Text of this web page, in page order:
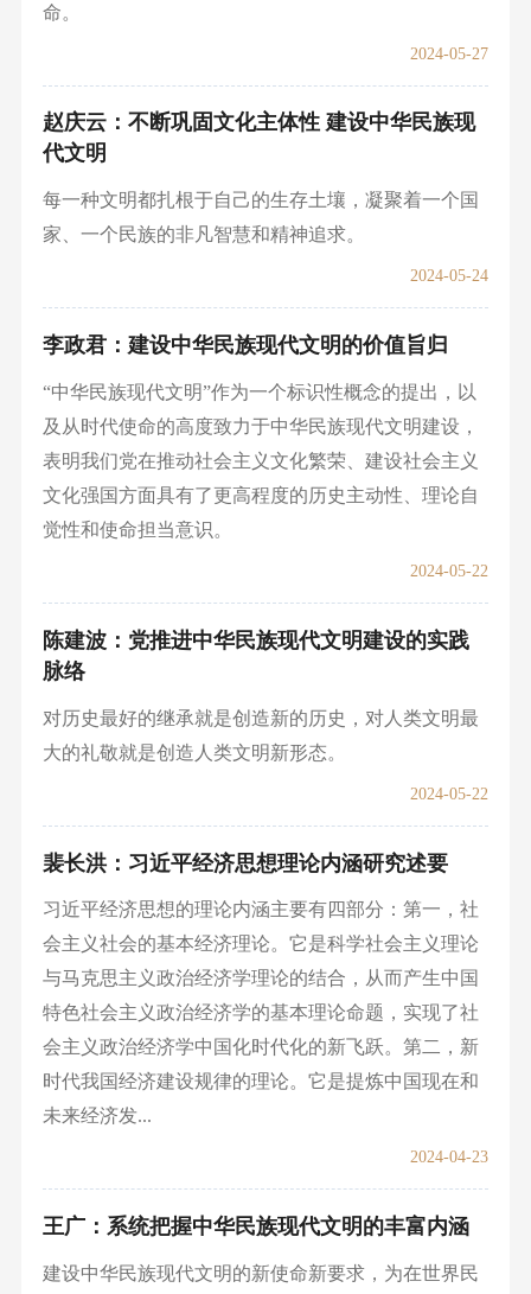
命。
2024-05-27
赵庆云：不断巩固文化主体性 建设中华民族现
代文明
每一种文明都扎根于自己的生存土壤，凝聚着一个国
家、一个民族的非凡智慧和精神追求。
2024-05-24
李政君：建设中华民族现代文明的价值旨归
“中华民族现代文明”作为一个标识性概念的提出，以
及从时代使命的高度致力于中华民族现代文明建设，
表明我们党在推动社会主义文化繁荣、建设社会主义
文化强国方面具有了更高程度的历史主动性、理论自
觉性和使命担当意识。
2024-05-22
陈建波：党推进中华民族现代文明建设的实践
脉络
对历史最好的继承就是创造新的历史，对人类文明最
大的礼敬就是创造人类文明新形态。
2024-05-22
裴长洪：习近平经济思想理论内涵研究述要
习近平经济思想的理论内涵主要有四部分：第一，社
会主义社会的基本经济理论。它是科学社会主义理论
与马克思主义政治经济学理论的结合，从而产生中国
特色社会主义政治经济学的基本理论命题，实现了社
会主义政治经济学中国化时代化的新飞跃。第二，新
时代我国经济建设规律的理论。它是提炼中国现在和
未来经济发...
2024-04-23
王广：系统把握中华民族现代文明的丰富内涵
建设中华民族现代文明的新使命新要求，为在世界民